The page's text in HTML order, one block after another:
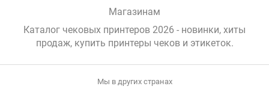
Магазинам
Каталог чековых принтеров 2026 - новинки, хиты
продаж, купить принтеры чеков и этикеток.
Мы в других странах